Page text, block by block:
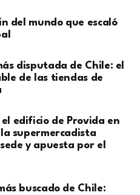
del mundo que escaló
disputada de Chile: el
de las tiendas de
el edificio de Provida en
supermercadista
y apuesta por el
buscado de Chile: